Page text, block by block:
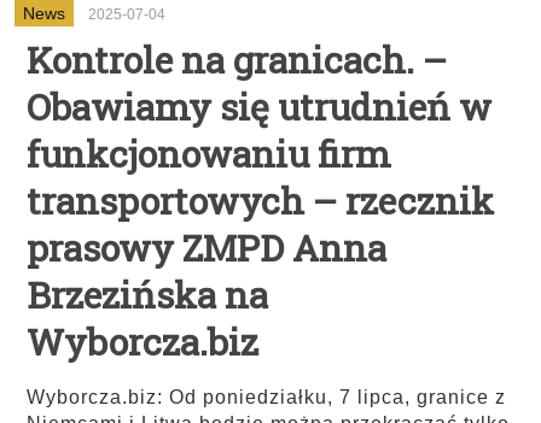
News 2025-07-04
Kontrole na granicach. –
Obawiamy się utrudnień w
funkcjonowaniu firm
transportowych – rzecznik
prasowy ZMPD Anna
Brzezińska na
Wyborcza.biz
Wyborcza.biz: Od poniedziałku, 7 lipca, granice z